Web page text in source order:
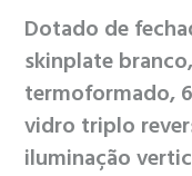
Dotado de
skinplate
termoformado,
vidro triplo
iluminação